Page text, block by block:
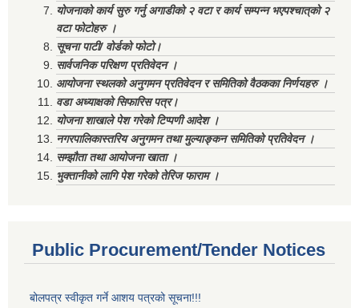
योजनाको कार्य सुरु गर्नु अगाडीको २ वटा र कार्य सम्पन्न भएपश्चात्‌को २
वटा फोटोहरु ।
सूचना पाटी/ वोर्डको फोटो।
सार्वजनिक परिक्षण प्रतिवेदन ।
आयोजना स्थलको अनुगमन प्रतिवेदन र समितिको वैठकका निर्णयहरु ।
वडा अध्याक्षको सिफारिस पत्र।
योजना शाखाले पेश गरेको टिप्पणी आदेश ।
नगरपालिकास्तरिय अनुगमन तथा मुल्याङ्कन समितिको प्रतिवेदन ।
सम्झौता तथा आयोजना खाता ।
भुक्तानीको लागि पेश गरेको तेरिज फाराम ।
Public Procurement/Tender Notices
बोलपत्र स्वीकृत गर्ने आशय पत्रको सूचना!!!